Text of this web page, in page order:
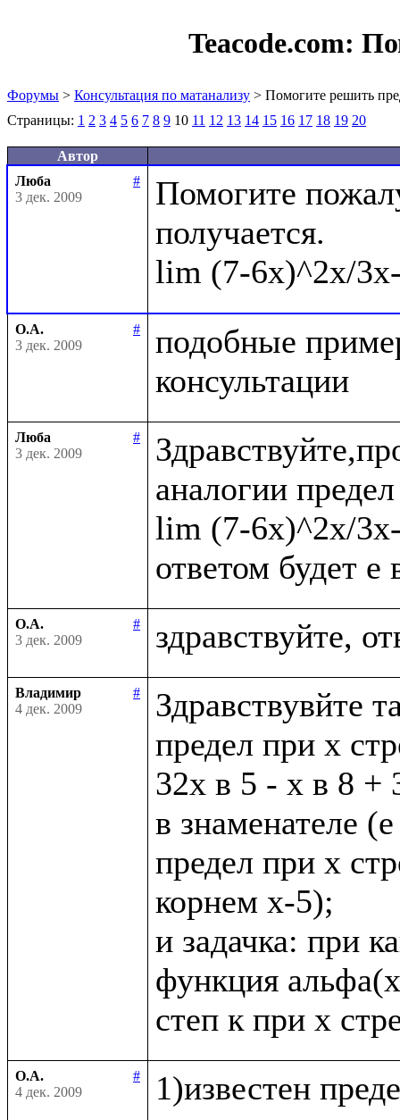
Teacode.com:
Форумы > Консультация по матанализу > Помогите решить
Страницы: 1 2 3 4 5 6 7 8 9 10 11 12 13 14 15 16 17 18 19 20
Автор
Люба
#
3 дек. 2009
Помогите
получается.
О.А.
#
3 дек. 2009
подобные
Люба
#
3 дек. 2009
аналогии
lim (7-6x)^2x/
О.А.
#
3 дек. 2009
Владимир
#
4 дек. 2009
Здравствувйте
предел при х
32х в 5 - х в 8 +
в знаменателе
предел при х
корнем х-5);
и задачка: при
функция
О.А.
#
4 дек. 2009
1)известен